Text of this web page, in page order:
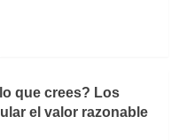
que crees? Los
el valor razonable